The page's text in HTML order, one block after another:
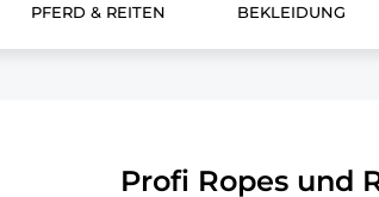
PFERD & REITEN BEKLEIDUNG
Profi Ropes und